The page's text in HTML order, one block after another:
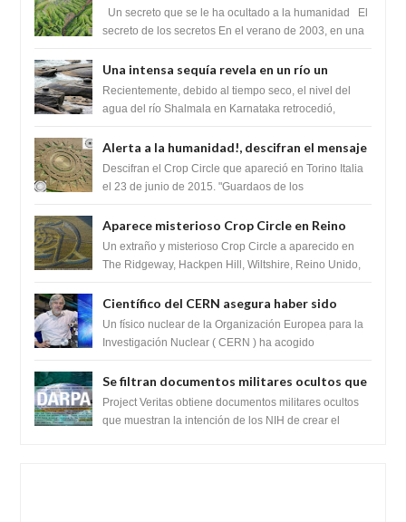
cambiaría por completo el destino de la
humanidad
Un secreto que se le ha ocultado a la humanidad El
secreto de los secretos En el verano de 2003, en una
Una intensa sequía revela en un río un
impresionante hallazgo de miles de Shiva
Lingas
Recientemente, debido al tiempo seco, el nivel del
agua del río Shalmala en Karnataka retrocedió,
Alerta a la humanidad!, descifran el mensaje
del Crop Circle de Torino ,Italia
Descifran el Crop Circle que apareció en Torino Italia
el 23 de junio de 2015. "Guardaos de los
Aparece misterioso Crop Circle en Reino
Unido 23 de junio 2016
Un extraño y misterioso Crop Circle a aparecido en
The Ridgeway, Hackpen Hill, Wiltshire, Reino Unido,
Científico del CERN asegura haber sido
ayudado por seres de luz durante una
prueba del Colisionador de Hadrones
Un físico nuclear de la Organización Europea para la
Investigación Nuclear ( CERN ) ha acogido
Se filtran documentos militares ocultos que
muestran la intención de los NIH de crear el
SARS-CoV-2, utilizando la investigación de
Project Veritas obtiene documentos militares ocultos
que muestran la intención de los NIH de crear el